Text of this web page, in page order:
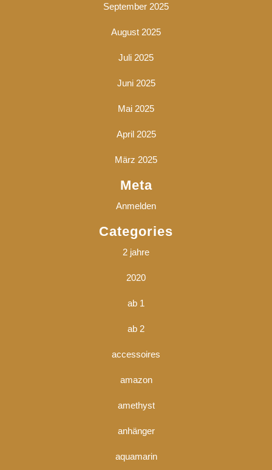
September 2025
August 2025
Juli 2025
Juni 2025
Mai 2025
April 2025
März 2025
Meta
Anmelden
Categories
2 jahre
2020
ab 1
ab 2
accessoires
amazon
amethyst
anhänger
aquamarin